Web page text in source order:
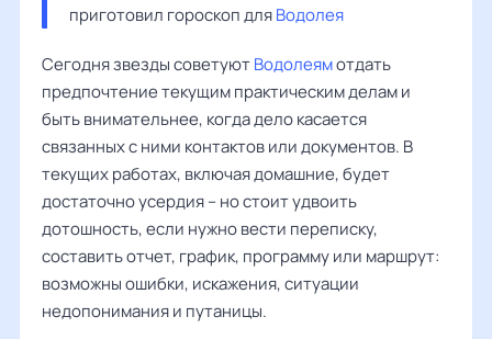
приготовил гороскоп для Водолея
Сегодня звезды советуютВодолеямотдать
предпочтение текущим практическим делам и
быть внимательнее, когда дело касается
связанных с ними контактов или документов. В
текущих работах, включая домашние, будет
достаточно усердия – но стоит удвоить
дотошность, если нужно вести переписку,
составить отчет, график, программу или маршрут:
возможны ошибки, искажения, ситуации
недопонимания и путаницы.